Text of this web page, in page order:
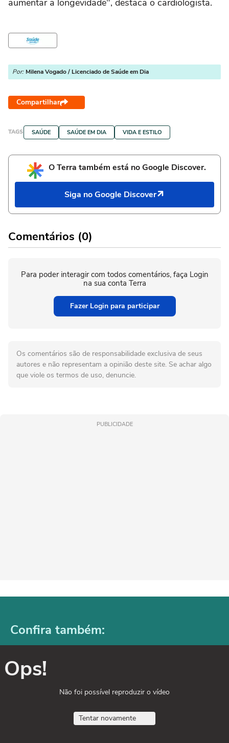
Por: Milena Vogado / Licenciado de Saúde em Dia
Compartilhar
TAGS SAÚDE SAÚDE EM DIA VIDA E ESTILO
O Terra também está no Google Discover.
Siga no Google Discover
Comentários (0)
Para poder interagir com todos comentários, faça Login
na sua conta Terra
Fazer Login para participar
Os comentários são de responsabilidade exclusiva de seus
autores e não representam a opinião deste site. Se achar algo
que viole os termos de uso, denuncie.
PUBLICIDADE
Confira também:
Ops!
Não foi possível reproduzir o vídeo
Tentar novamente